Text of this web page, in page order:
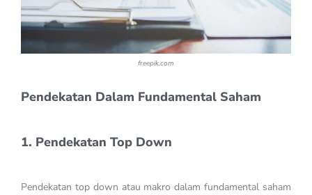
freepik.com
Pendekatan Dalam Fundamental Saham
1. Pendekatan Top Down
Pendekatan top down atau makro dalam fundamental saham